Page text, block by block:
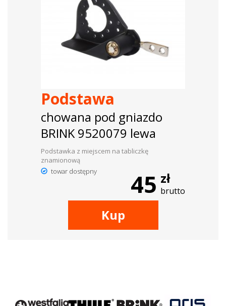
Podstawa
chowana pod gniazdo
BRINK 9520079 lewa
Podstawka z miejscem na tabliczkę
znamionową
towar dostępny
45 zł
brutto
Kup